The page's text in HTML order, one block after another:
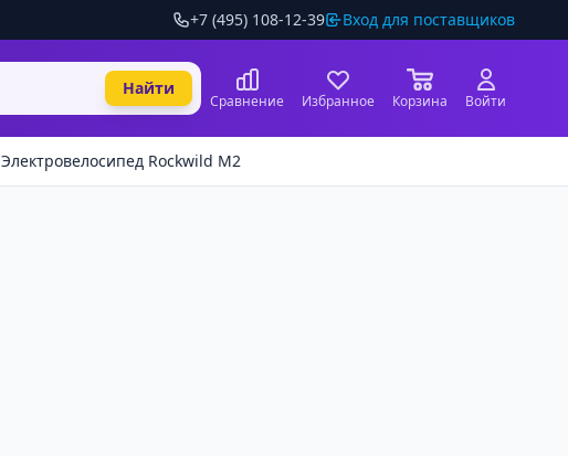
+7 (495) 108-12-39 Вход для поставщиков
Найти
Сравнение Избранное Корзина Войти
Электровелосипед Rockwild M2